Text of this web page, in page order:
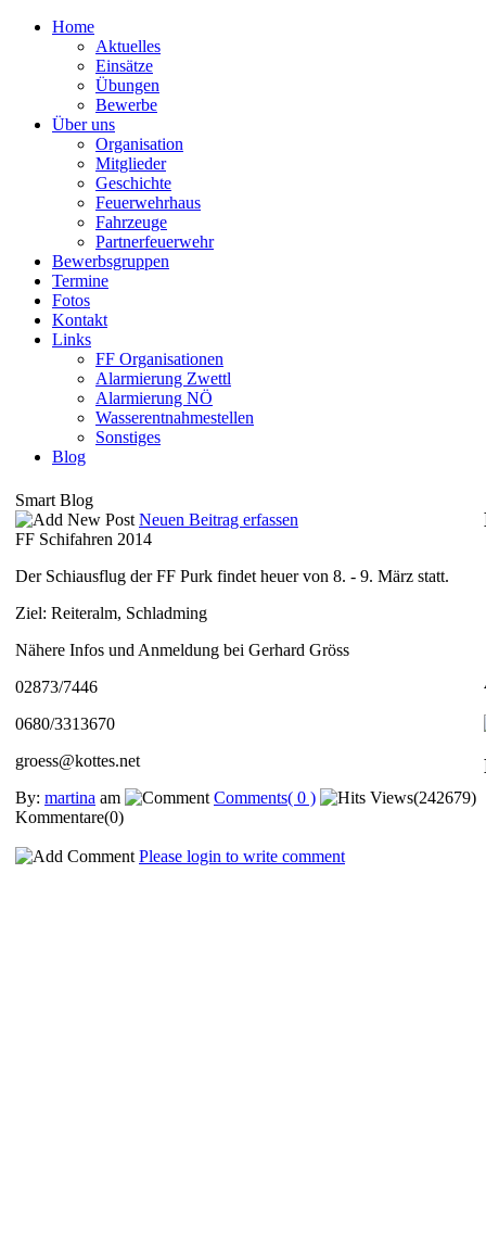
Home
Aktuelles
Einsätze
Übungen
Bewerbe
Über uns
Organisation
Mitglieder
Geschichte
Feuerwehrhaus
Fahrzeuge
Partnerfeuerwehr
Bewerbsgruppen
Termine
Fotos
Kontakt
Links
FF Organisationen
Alarmierung Zwettl
Alarmierung NÖ
Wasserentnahmestellen
Sonstiges
Blog
Smart Blog
Neuen Beitrag erfassen
FF Schifahren 2014
Der Schiausflug der FF Purk findet heuer von 8. - 9. März statt.
Ziel: Reiteralm, Schladming
Nähere Infos und Anmeldung bei Gerhard Gröss
02873/7446
0680/3313670
groess@kottes.net
By: martina am Comments( 0 )
Views(242679)
Kommentare(0)
Please login to write comment